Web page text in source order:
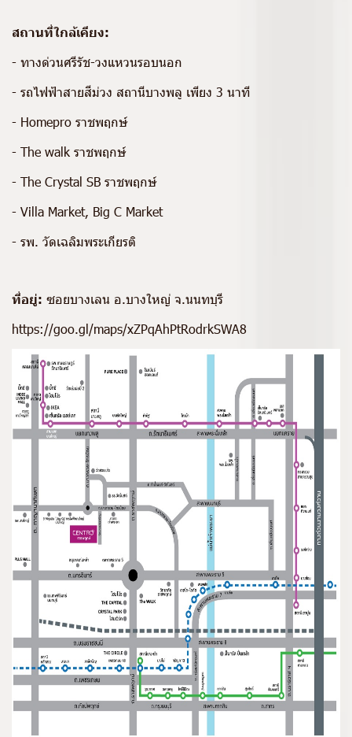
สถานที่ใกล้เคียง:
- ทางด่วนศรีรัช-วงแหวนรอบนอก
- รถไฟฟ้าสายสีม่วง สถานีบางพลู เพียง 3 นาที
- Homepro ราชพฤกษ์
- The walk ราชพฤกษ์
- The Crystal SB ราชพฤกษ์
- Villa Market, Big C Market
- รพ. วัดเฉลิมพระเกียรติ
ที่อยู่: ซอยบางเลน อ.บางใหญ่ จ.นนทบุรี
https://goo.gl/maps/xZPqAhPtRodrkSWA8